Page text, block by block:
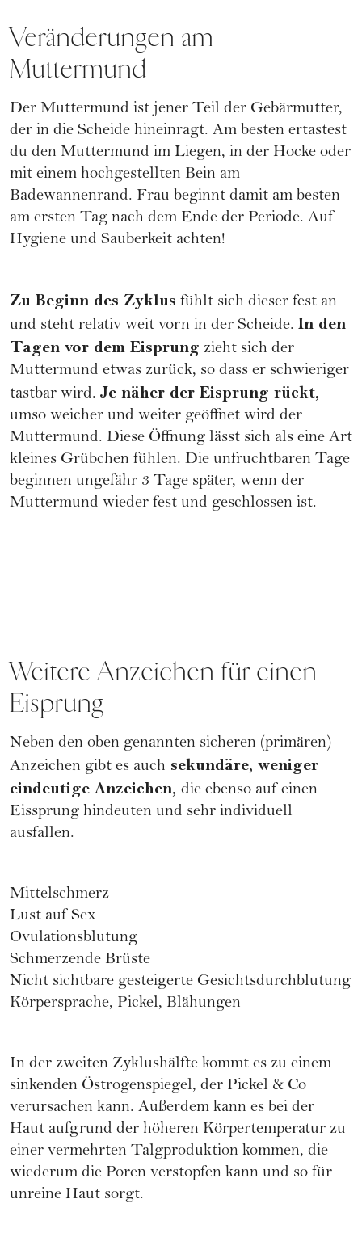
Veränderungen am
Muttermund
Der Muttermund ist jener Teil der Gebärmutter,
der in die Scheide hineinragt. Am besten ertastest
du den Muttermund im Liegen, in der Hocke oder
mit einem hochgestellten Bein am
Badewannenrand. Frau beginnt damit am besten
am ersten Tag nach dem Ende der Periode. Auf
Hygiene und Sauberkeit achten!
Zu Beginn des Zyklus fühlt sich dieser fest an
und steht relativ weit vorn in der Scheide. In den
Tagen vor dem Eisprung zieht sich der
Muttermund etwas zurück, so dass er schwieriger
tastbar wird. Je näher der Eisprung rückt,
umso weicher und weiter geöffnet wird der
Muttermund. Diese Öffnung lässt sich als eine Art
kleines Grübchen fühlen. Die unfruchtbaren Tage
beginnen ungefähr 3 Tage später, wenn der
Muttermund wieder fest und geschlossen ist.
Weitere Anzeichen für einen
Eisprung
Neben den oben genannten sicheren (primären)
Anzeichen gibt es auch sekundäre, weniger
eindeutige Anzeichen, die ebenso auf einen
Eissprung hindeuten und sehr individuell
ausfallen.
Mittelschmerz
Lust auf Sex
Ovulationsblutung
Schmerzende Brüste
Nicht sichtbare gesteigerte Gesichtsdurchblutung
Körpersprache, Pickel, Blähungen
In der zweiten Zyklushälfte kommt es zu einem
sinkenden Östrogenspiegel, der Pickel & Co
verursachen kann. Außerdem kann es bei der
Haut aufgrund der höheren Körpertemperatur zu
einer vermehrten Talgproduktion kommen, die
wiederum die Poren verstopfen kann und so für
unreine Haut sorgt.